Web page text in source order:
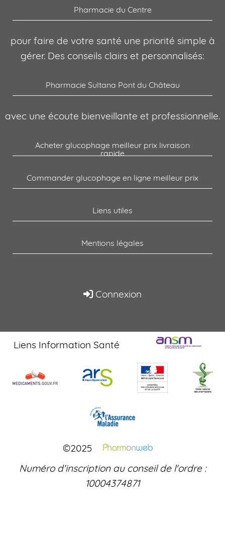
Pharmacie du Centre
pour faire de votre santé une priorité simple à
gérer. Des conseils clairs et personnalisés:
Pharmacie Sultana Pont du Château
avec une écoute bienveillante et professionnelle.
Acheter glucophage meilleur prix livraison
rapide
Commander glucophage en ligne meilleur prix
Liens utiles
Mentions légales
Connexion
Liens Information Santé
©2025
Numéro d'inscription au conseil de l'ordre :
10004374871